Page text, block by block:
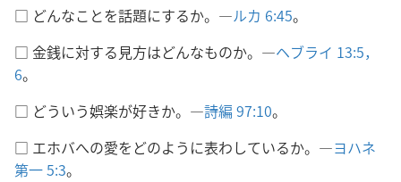
□ どんなことを話題にするか。―ルカ 6:45。
□ 金銭に対する見方はどんなものか。―ヘブライ 13:5，
6。
□ どういう娯楽が好きか。―詩編 97:10。
□ エホバへの愛をどのように表わしているか。―ヨハネ
第一 5:3。